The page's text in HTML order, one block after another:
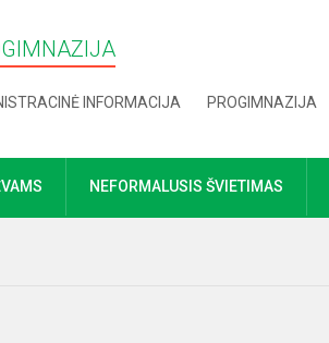
INFORMACIJA PROGIMNAZIJA
NEFORMALUSIS ŠVIETIMAS